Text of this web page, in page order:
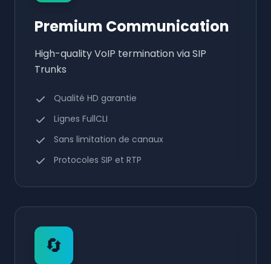
Premium Communication
High-quality VoIP termination via SIP
Trunks
Qualité HD garantie
Lignes FullCLI
Sans limitation de canaux
Protocoles SIP et RTP
🔄